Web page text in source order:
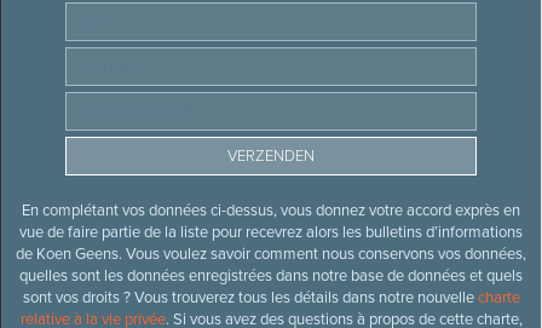
En complétant vos données ci-dessus, vous donnez votre accord exprès en
vue de faire partie de la liste pour recevrez alors les bulletins d’informations
de Koen Geens. Vous voulez savoir comment nous conservons vos données,
quelles sont les données enregistrées dans notre base de données et quels
sont vos droits ? Vous trouverez tous les détails dans notre nouvellecharte
relative à la vie privée. Si vous avez des questions à propos de cette charte,